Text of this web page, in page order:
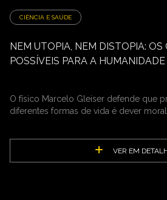
CIÊNCIA E SAÚDE
NEM UTOPIA, NEM DISTOPIA: OS
POSSÍVEIS PARA A HUMANIDADE
O físico Marcelo Gleiser defende que
diferentes formas de vida é dever
VER EM